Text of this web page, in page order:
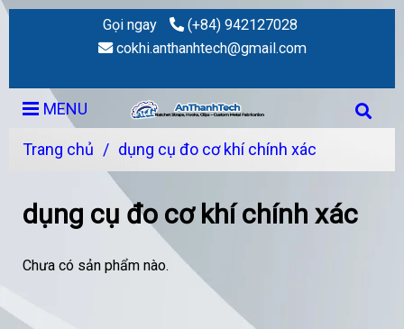
Gọi ngay
(+84) 942127028
cokhi.anthanhtech@gmail.com
MENU
Trang chủ / dụng cụ đo cơ khí chính xác
dụng cụ đo cơ khí chính xác
Chưa có sản phẩm nào.